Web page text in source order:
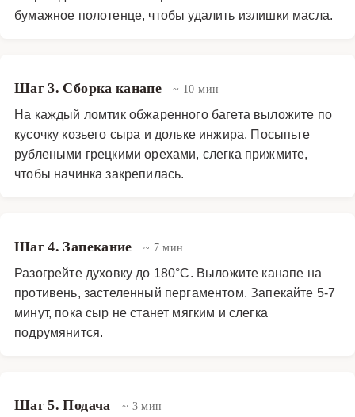
бумажное полотенце, чтобы удалить излишки масла.
Шаг 3. Сборка канапе ~ 10 мин
На каждый ломтик обжаренного багета выложите по
кусочку козьего сыра и дольке инжира. Посыпьте
рублеными грецкими орехами, слегка прижмите,
чтобы начинка закрепилась.
Шаг 4. Запекание ~ 7 мин
Разогрейте духовку до 180°C. Выложите канапе на
противень, застеленный пергаментом. Запекайте 5-7
минут, пока сыр не станет мягким и слегка
подрумянится.
Шаг 5. Подача ~ 3 мин